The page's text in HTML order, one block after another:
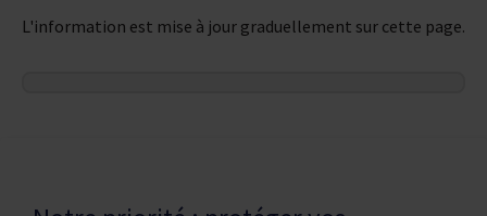
L'information est mise à jour graduellement sur cette page.